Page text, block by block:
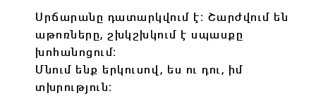
Սրճարանը դատարկվում է։ Շարժվում են
աթոռները, շխկշխկում է սպասքը
խոհանոցում։
Մնում ենք երկուսով, ես ու դու, իմ
տխրություն։